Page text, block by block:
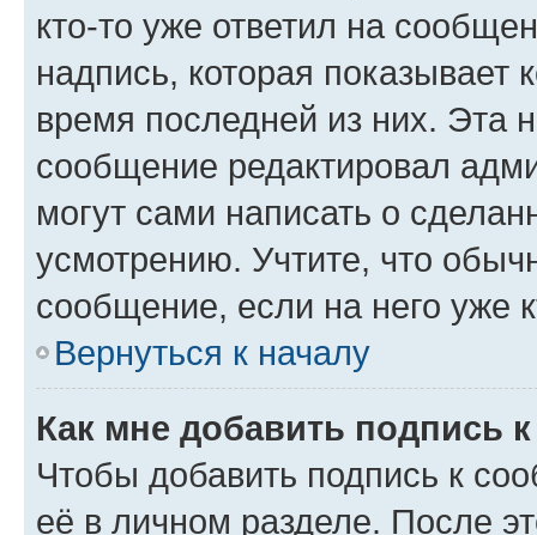
кто-то уже ответил на
надпись, которая показывает
время последней из них. Эта
сообщение редактировал
могут сами написать о
усмотрению. Учтите, что
сообщение, если на него уже
Вернуться к началу
Как мне добавить подпись
Чтобы добавить подпись к
её в личном разделе. После